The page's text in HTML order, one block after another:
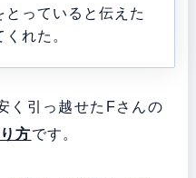
とっていると伝えた
れた。
く引っ越せたFさんの
方です。